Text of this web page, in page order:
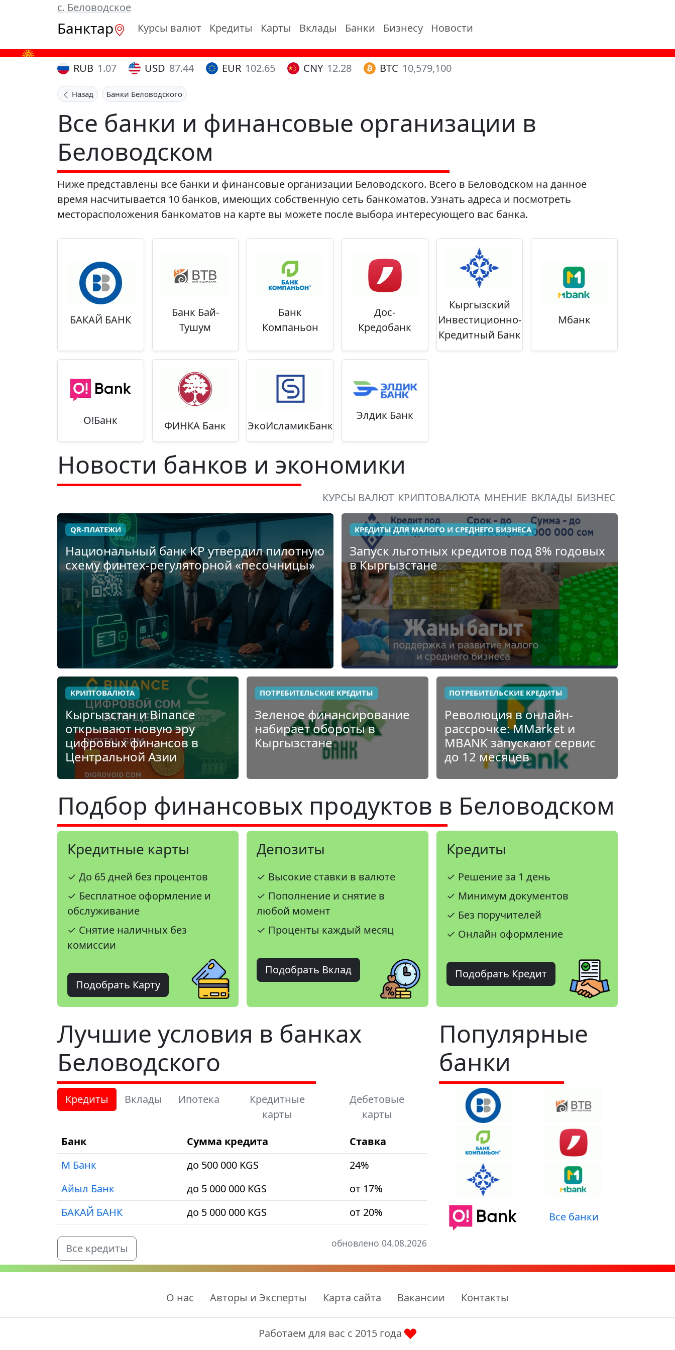
с. Беловодское
Банктар Курсы валют Кредиты Карты Вклады Банки Бизнесу Новости
RUB 1.07 USD 87.44 EUR 102.65 CNY 12.28 BTC 10,579,100
Назад Банки Беловодского
Все банки и финансовые организации в
Беловодском
Ниже представлены все банки и финансовые организации Беловодского. Всего в Беловодском на данное
время насчитывается 10 банков, имеющих собственную сеть банкоматов. Узнать адреса и посмотреть
месторасположения банкоматов на карте вы можете после выбора интересующего вас банка.
БАКАЙ БАНК
Банк Бай-
Тушум
Банк
Компаньон
Дос-
Кредобанк
Кыргызский
Инвестиционно-
Кредитный Банк
Мбанк
О!Банк ФИНКА Банк ЭкоИсламикБанк
Элдик Банк
Новости банков и экономики
КУРСЫ ВАЛЮТ КРИПТОВАЛЮТА МНЕНИЕ ВКЛАДЫ БИЗНЕС
QR-ПЛАТЕЖИ
Национальный банк КР утвердил пилотную
схему финтех-регуляторной «песочницы»
КРЕДИТЫ ДЛЯ МАЛОГО И СРЕДНЕГО БИЗНЕСА
Запуск льготных кредитов под 8% годовых
в Кыргызстане
КРИПТОВАЛЮТА
Кыргызстан и Binance
открывают новую эру
цифровых финансов в
Центральной Азии
ПОТРЕБИТЕЛЬСКИЕ КРЕДИТЫ
Зеленое финансирование
набирает обороты в
Кыргызстане
ПОТРЕБИТЕЛЬСКИЕ КРЕДИТЫ
Революция в онлайн-
рассрочке: MMarket и
MBANK запускают сервис
до 12 месяцев
Подбор финансовых продуктов в Беловодском
Кредитные карты
✓ До 65 дней без процентов
✓ Бесплатное оформление и
обслуживание
✓ Снятие наличных без
комиссии
Подобрать Карту
Депозиты
✓ Высокие ставки в валюте
✓ Пополнение и снятие в
любой момент
✓ Проценты каждый месяц
Подобрать Вклад
Кредиты
✓ Решение за 1 день
✓ Минимум документов
✓ Без поручителей
✓ Онлайн оформление
Подобрать Кредит
Лучшие условия в банках
Беловодского
Кредиты Вклады Ипотека
Кредитные
карты
Дебетовые
карты
Банк
Сумма кредита
Ставка
М Банк
до 500 000 KGS
24%
Айыл Банк
до 5 000 000 KGS
от 17%
БАКАЙ БАНК
до 5 000 000 KGS от 20%
Все кредиты обновлено 04.08.2026
Популярные
банки
Все банки
О нас Авторы и Эксперты Карта сайта Вакансии Контакты
Работаем для вас с 2015 года